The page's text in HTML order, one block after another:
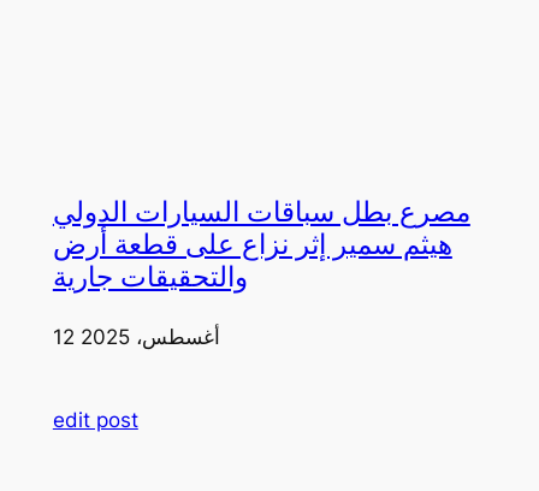
مصرع بطل سباقات السيارات الدولي
هيثم سمير إثر نزاع على قطعة أرض
والتحقيقات جارية
12 أغسطس، 2025
edit post